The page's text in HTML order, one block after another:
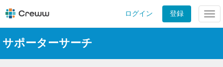
ログイン 登録
サポーターサーチ